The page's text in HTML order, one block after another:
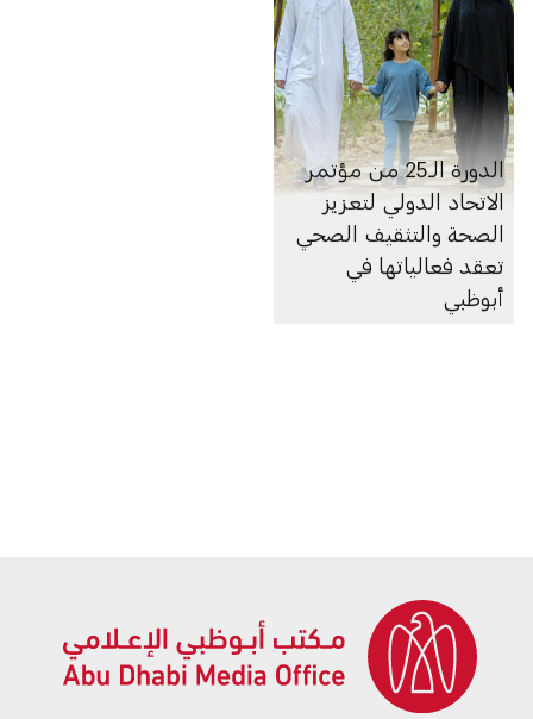
الدورة الـ25 من مؤتمر
الاتحاد الدولي لتعزيز
الصحة والتثقيف الصحي
تعقد فعالياتها في
أبوظبي